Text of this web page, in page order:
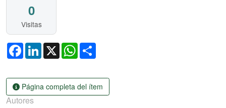
0
Visitas
FacebookLinkedIn
X WhatsApp
Página completa del ítem
Autores